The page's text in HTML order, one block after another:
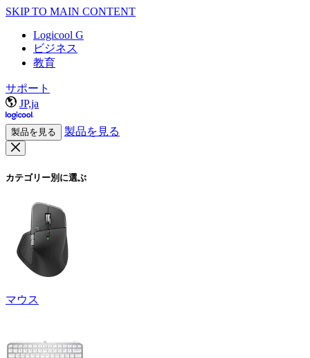
SKIP TO MAIN CONTENT
Logicool G
ビジネス
教育
サポート
JP,ja
製品を見る 製品を見る
カテゴリー別に選ぶ
マウス